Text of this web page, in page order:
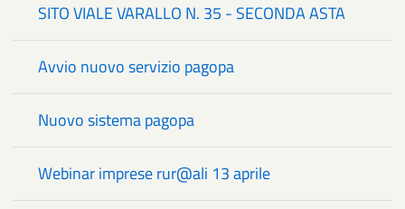
SITO VIALE VARALLO N. 35 - SECONDA ASTA
Avvio nuovo servizio pagopa
Nuovo sistema pagopa
Webinar imprese rur@ali 13 aprile